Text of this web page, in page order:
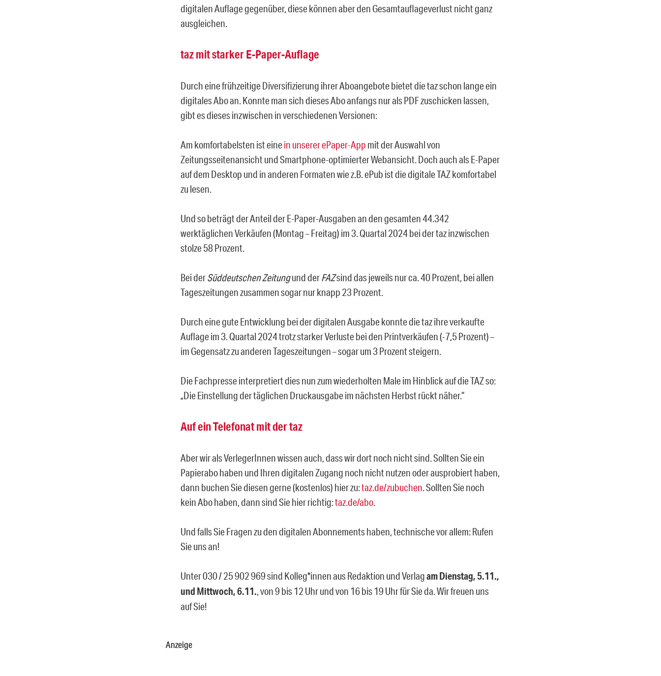
digitalen Auflage gegenüber, diese können aber den Gesamtauflageverlust nicht ganz
ausgleichen.
taz mit starker E-Paper-Auflage
Durch eine frühzeitige Diversifizierung ihrer Aboangebote bietet die taz schon lange ein
digitales Abo an. Konnte man sich dieses Abo anfangs nur als PDF zuschicken lassen,
gibt es dieses inzwischen in verschiedenen Versionen:
Am komfortabelsten ist einein unserer ePaper-App mit der Auswahl von
Zeitungsseitenansicht und Smartphone-optimierter Webansicht. Doch auch als E-Paper
auf dem Desktop und in anderen Formaten wie z.B. ePub ist die digitale TAZ komfortabel
zu lesen.
Und so beträgt der Anteil der E-Paper-Ausgaben an den gesamten 44.342
werktäglichen Verkäufen (Montag – Freitag) im 3. Quartal 2024 bei der taz inzwischen
stolze 58 Prozent.
Bei derSüddeutschen Zeitungund derFAZsind das jeweils nur ca. 40 Prozent, bei allen
Tageszeitungen zusammen sogar nur knapp 23 Prozent.
Durch eine gute Entwicklung bei der digitalen Ausgabe konnte die taz ihre verkaufte
Auflage im 3. Quartal 2024 trotz starker Verluste bei den Printverkäufen (-7,5 Prozent) –
im Gegensatz zu anderen Tageszeitungen – sogar um 3 Prozent steigern.
Die Fachpresse interpretiert dies nun zum wiederholten Male im Hinblick auf die TAZ so:
„Die Einstellung der täglichen Druckausgabe im nächsten Herbst rückt näher.“
Auf ein Telefonat mit der taz
Aber wir als VerlegerInnen wissen auch, dass wir dort noch nicht sind. Sollten Sie ein
Papierabo haben und Ihren digitalen Zugang noch nicht nutzen oder ausprobiert haben,
dann buchen Sie diesen gerne (kostenlos) hier zu:taz.de/zubuchen. Sollten Sie noch
kein Abo haben, dann sind Sie hier richtig:taz.de/abo.
Und falls Sie Fragen zu den digitalen Abonnements haben, technische vor allem: Rufen
Sie uns an!
Unter 030 / 25 902 969 sind Kolleg*innen aus Redaktion und Verlagam Dienstag, 5.11.,
und Mittwoch, 6.11., von 9 bis 12 Uhr und von 16 bis 19 Uhr für Sie da. Wir freuen uns
auf Sie!
Anzeige